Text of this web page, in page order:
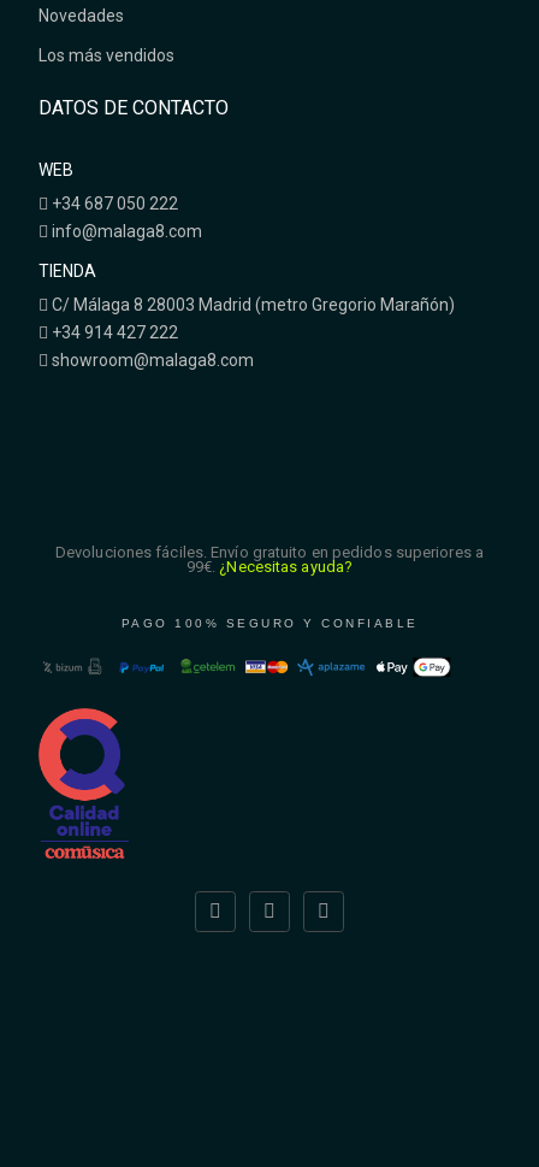
Novedades
Los más vendidos
DATOS DE CONTACTO
WEB
+34 687 050 222
info@malaga8.com
TIENDA
C/ Málaga 8 28003 Madrid (metro Gregorio Marañón)
+34 914 427 222
showroom@malaga8.com
Devoluciones fáciles. Envío gratuito en pedidos superiores a
99€. ¿Necesitas ayuda?
PAGO 100% SEGURO Y CONFIABLE